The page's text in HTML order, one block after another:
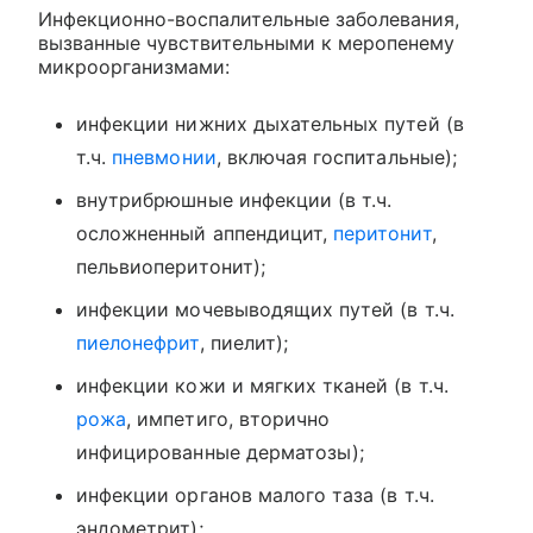
Инфекционно-воспалительные заболевания,
вызванные чувствительными к меропенему
микроорганизмами:
инфекции нижних дыхательных путей (в
т.ч. пневмонии, включая госпитальные);
внутрибрюшные инфекции (в т.ч.
осложненный аппендицит, перитонит,
пельвиоперитонит);
инфекции мочевыводящих путей (в т.ч.
пиелонефрит, пиелит);
инфекции кожи и мягких тканей (в т.ч.
рожа, импетиго, вторично
инфицированные дерматозы);
инфекции органов малого таза (в т.ч.
эндометрит);